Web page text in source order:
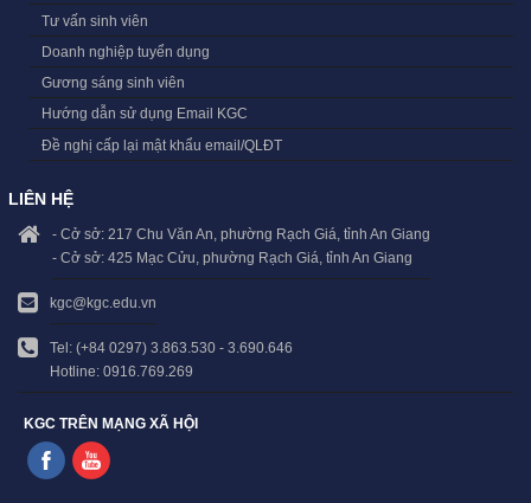
Tư vấn sinh viên
Doanh nghiệp tuyển dụng
Gương sáng sinh viên
Hướng dẫn sử dụng Email KGC
Đề nghị cấp lại mật khẩu email/QLĐT
LIÊN HỆ
- Cở sở: 217 Chu Văn An, phường Rạch Giá, tỉnh An Giang
- Cở sở: 425 Mạc Cửu, phường Rạch Giá, tỉnh An Giang
kgc@kgc.edu.vn
Tel: (+84 0297) 3.863.530 - 3.690.646
Hotline: 0916.769.269
KGC TRÊN MẠNG XÃ HỘI